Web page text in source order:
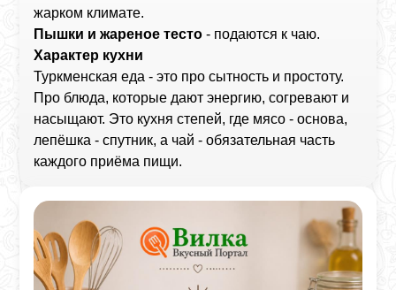
жарком климате.
Пышки и жареное тесто - подаются к чаю.
Характер кухни
Туркменская еда - это про сытность и простоту.
Про блюда, которые дают энергию, согревают и
насыщают. Это кухня степей, где мясо - основа,
лепёшка - спутник, а чай - обязательная часть
каждого приёма пищи.